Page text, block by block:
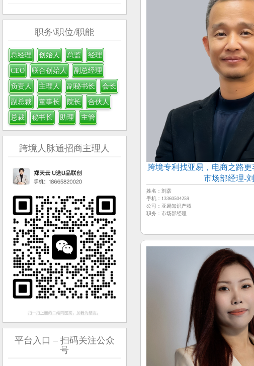
跨境专利找亚易，电商之路
市场部经理-刘
姓名：刘彦
手机：13360504259
公司：亚易知识产权
职务：市场部经理
职务\职位/职能
总经理 创始人 总监 经理
CEO 联合创始人 副总经理
负责人 主理人 副秘书长 会长
副总裁 董事长 院长 合伙人
总裁 秘书长 助理 主管
跨境人脉通招商主理人
平台入口 – 扫码关注公众
号